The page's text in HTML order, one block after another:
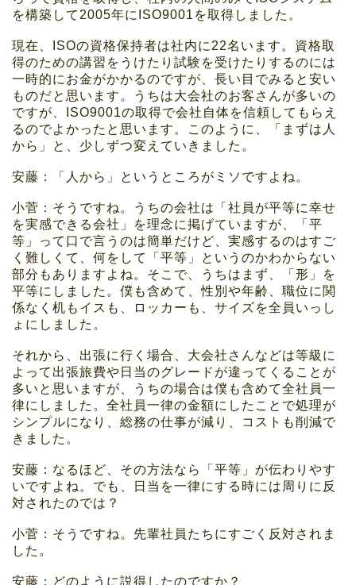
を構築して2005年にISO9001を取得しました。
現在、ISOの資格保持者は社内に22名います。資格取
得のための講習をうけたり試験を受けたりするのには
一時的にお金がかかるのですが、長い目でみると安い
ものだと思います。うちは大会社のお客さんが多いの
ですが、ISO9001の取得で会社自体を信頼してもらえ
るのでよかったと思います。このように、「まずは人
から」と、少しずつ変えていきました。
安藤：「人から」というところがミソですよね。
小菅：そうですね。うちの会社は「社員が平等に幸せ
を実感できる会社」を理念に掲げていますが、「平
等」って口で言うのは簡単だけど、実感するのはすご
く難しくて、何をして「平等」というのかわからない
部分もありますよね。そこで、うちはまず、「形」を
平等にしました。僕も含めて、性別や年齢、職位に関
係なく机もイスも、ロッカーも、サイズを全員いっし
ょにしました。
それから、出張に行く場合、大会社さんなどは等級に
よって出張旅費や日当のグレードが違ってくることが
多いと思いますが、うちの場合は僕も含めて全社員一
律にしました。全社員一律の金額にしたことで処理が
シンプルになり、総務の仕事が減り、コストも削減で
きました。
安藤：なるほど、その方法なら「平等」が伝わりやす
いですよね。でも、日当を一律にする時には周りに反
対されたのでは？
小菅：そうですね。先輩社員たちにすごく反対されま
した。
安藤：どのように説得したのですか？